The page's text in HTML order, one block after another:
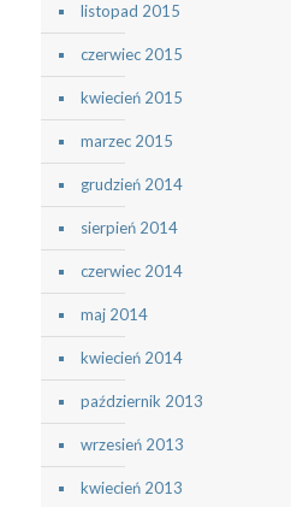
listopad 2015
czerwiec 2015
kwiecień 2015
marzec 2015
grudzień 2014
sierpień 2014
czerwiec 2014
maj 2014
kwiecień 2014
październik 2013
wrzesień 2013
kwiecień 2013